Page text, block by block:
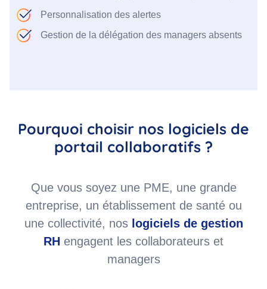
Personnalisation des alertes
Gestion de la délégation des managers absents
Pourquoi choisir nos logiciels de
portail collaboratifs ?
Que vous soyez une PME, une grande
entreprise, un établissement de santé ou
une collectivité, nos logiciels de gestion
RH engagent les collaborateurs et
managers